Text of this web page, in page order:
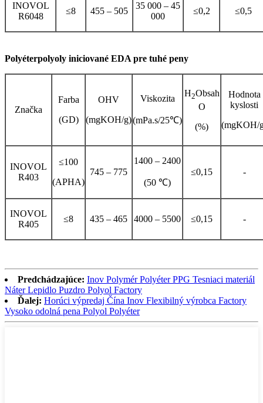
INOVOL
R6048
≤8 455 – 505
35 000 – 45
000
≤0,2 ≤0,5
Polyéterpolyoly iniciované EDA pre tuhé peny
Značka
Farba
(GD)
OHV
(mgKOH/g)
Viskozita
(mPa.s/25℃)
H2Obsah
O
(%)
Hodnota
kyslosti
(mgKOH/
INOVOL
R403
≤100
(APHA)
745 – 775
1400 – 2400
(50 ℃)
≤0,15 -
INOVOL
R405
≤8 435 – 465 4000 – 5500 ≤0,15 -
Predchádzajúce: Inov Polymér Polyéter PPG Tesniaci materiál
Náter Lepidlo Puzdro Polyol Factory
Ďalej: Horúci výpredaj Čína Inov Flexibilný výrobca Factory
Vysoko odolná pena Polyol Polyéter